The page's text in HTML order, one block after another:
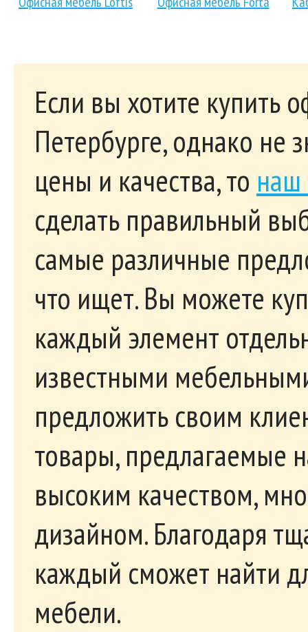
Если вы хотите купить
Петербурге, однако не
цены и качества, то наш
сделать правильный
самые различные
что ищет. Вы можете
каждый элемент
известными
предложить своим
товары, предлагаемые
высоким качеством,
дизайном. Благодаря
каждый сможет найти
мебели.